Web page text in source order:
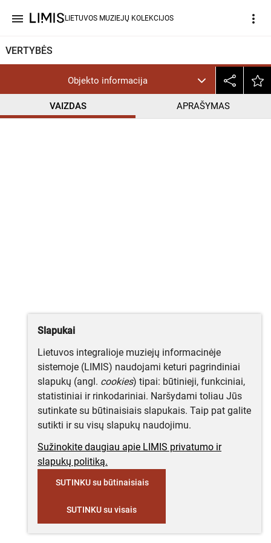
menu LIETUVOS MUZIEJŲ KOLEKCIJOS more_vert
VERTYBĖS
Objekto informacija
VAIZDAS APRAŠYMAS
Slapukai
Lietuvos integralioje muziejų informacinėje
sistemoje (LIMIS) naudojami keturi pagrindiniai
slapukų (angl. cookies) tipai: būtinieji, funkciniai,
statistiniai ir rinkodariniai. Naršydami toliau Jūs
sutinkate su būtinaisiais slapukais. Taip pat galite
sutikti ir su visų slapukų naudojimu.
Sužinokite daugiau apie LIMIS privatumo ir
slapukų politiką.
SUTINKU su būtinaisiais
SUTINKU su visais